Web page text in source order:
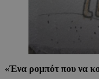
«Ένα ρομπότ που να